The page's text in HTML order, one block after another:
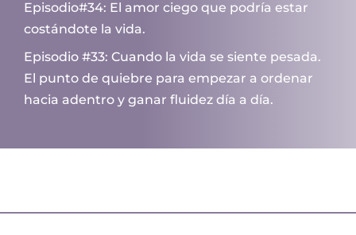
Episodio#34: El amor ciego que podría estar
costándote la vida.
Episodio #33: Cuando la vida se siente pesada.
El punto de quiebre para empezar a ordenar
hacia adentro y ganar fluidez día a día.